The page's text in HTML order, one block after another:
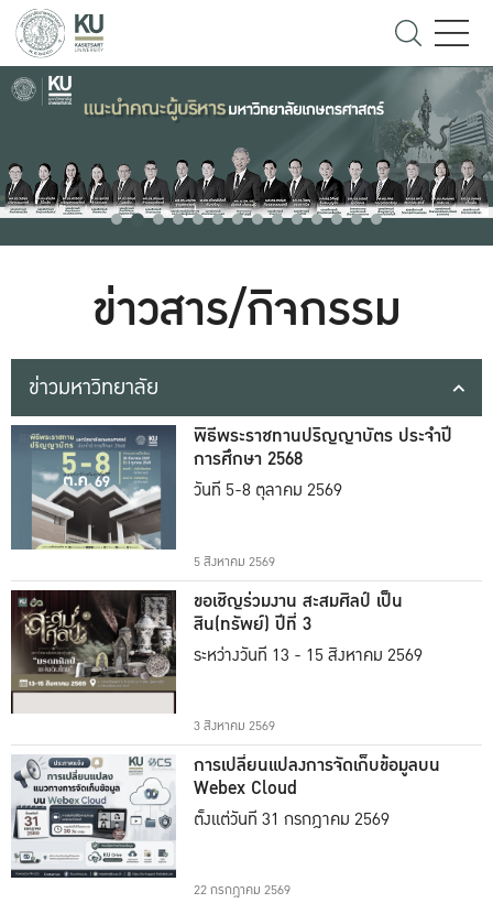
ข่าวสาร/กิจกรรม
ข่าวมหาวิทยาลัย
พิธีพระราชทานปริญญาบัตร ประจำปี
การศึกษา 2568
วันที่ 5-8 ตุลาคม 2569
5 สิงหาคม 2569
ขอเชิญร่วมงาน สะสมศิลป์ เป็น
สิน(ทรัพย์) ปีที่ 3
ระหว่างวันที่ 13 - 15 สิงหาคม 2569
3 สิงหาคม 2569
การเปลี่ยนแปลงการจัดเก็บข้อมูลบน
Webex Cloud
ตั้งแต่วันที่ 31 กรกฎาคม 2569
22 กรกฎาคม 2569